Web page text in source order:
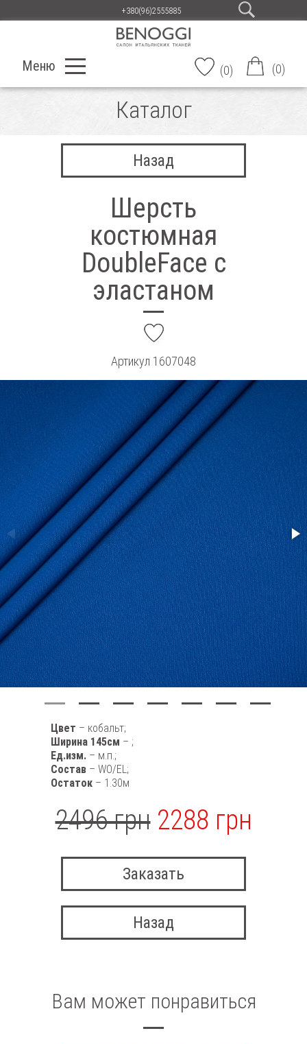
+380(96)2555885
Меню (0) (0)
Каталог
Назад
Шерсть
костюмная
DoubleFace с
эластаном
Артикул 1607048
Цвет – кобальт;
Ширина 145см – ;
Ед.изм. – м.п.;
Состав – WO/EL;
Остаток – 1.30м
2496 грн 2288 грн
Заказать
Назад
Вам может понравиться